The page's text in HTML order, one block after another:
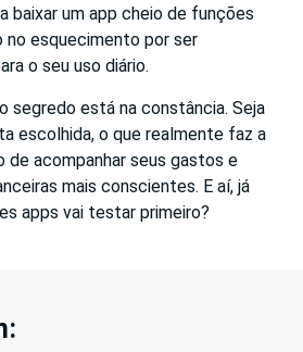
baixar um app cheio de funções
no esquecimento por ser
o seu uso diário.
segredo está na constância. Seja
escolhida, o que realmente faz a
de acompanhar seus gastos e
mais conscientes. E aí, já
apps vai testar primeiro?